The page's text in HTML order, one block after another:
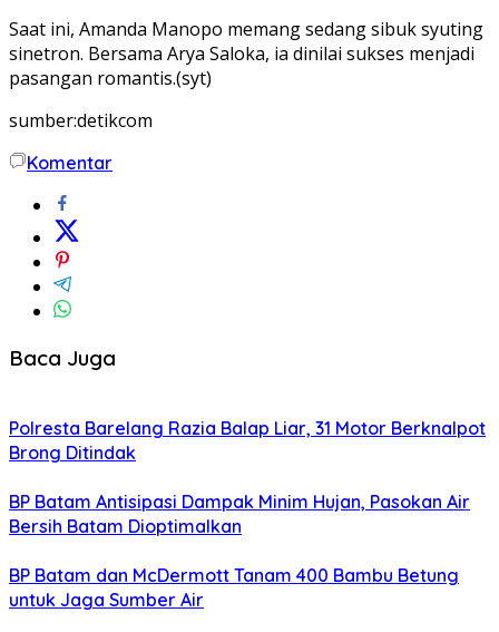
Saat ini, Amanda Manopo memang sedang sibuk syuting
sinetron. Bersama Arya Saloka, ia dinilai sukses menjadi
pasangan romantis.(syt)
sumber:detikcom
Komentar
Baca Juga
Polresta Barelang Razia Balap Liar, 31 Motor Berknalpot
Brong Ditindak
BP Batam Antisipasi Dampak Minim Hujan, Pasokan Air
Bersih Batam Dioptimalkan
BP Batam dan McDermott Tanam 400 Bambu Betung
untuk Jaga Sumber Air